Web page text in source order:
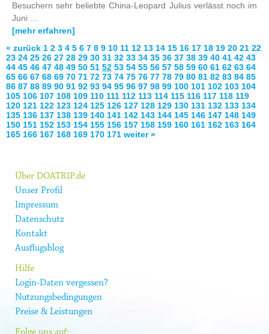
Besuchern sehr beliebte China-Leopard Julius verlässt noch im
Juni ...
[mehr erfahren]
« zurück 1 2 3 4 5 6 7 8 9 10 11 12 13 14 15 16 17 18 19 20 21 22
23 24 25 26 27 28 29 30 31 32 33 34 35 36 37 38 39 40 41 42 43
44 45 46 47 48 49 50 51 52 53 54 55 56 57 58 59 60 61 62 63 64
65 66 67 68 69 70 71 72 73 74 75 76 77 78 79 80 81 82 83 84 85
86 87 88 89 90 91 92 93 94 95 96 97 98 99 100 101 102 103 104
105 106 107 108 109 110 111 112 113 114 115 116 117 118 119
120 121 122 123 124 125 126 127 128 129 130 131 132 133 134
135 136 137 138 139 140 141 142 143 144 145 146 147 148 149
150 151 152 153 154 155 156 157 158 159 160 161 162 163 164
165 166 167 168 169 170 171 weiter »
Über DOATRIP.de
Unser Profil
Impressum
Datenschutz
Kontakt
Ausflugsblog
Hilfe
Login-Daten vergessen?
Nutzungsbedingungen
Preise & Leistungen